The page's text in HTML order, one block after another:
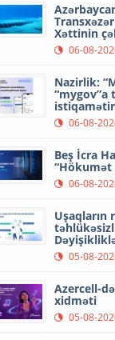
Xəttinin
06-08-
Nazirlik:
“mygov”a
06-08-
Beş İcra
06-08-
Uşaqların
05-08-
Azercell-
xidməti
05-08-